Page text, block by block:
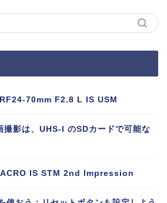
70mm F2.8 L IS USM
撮影は、UHS-I のSDカードで可能な
IS STM 2nd Impression